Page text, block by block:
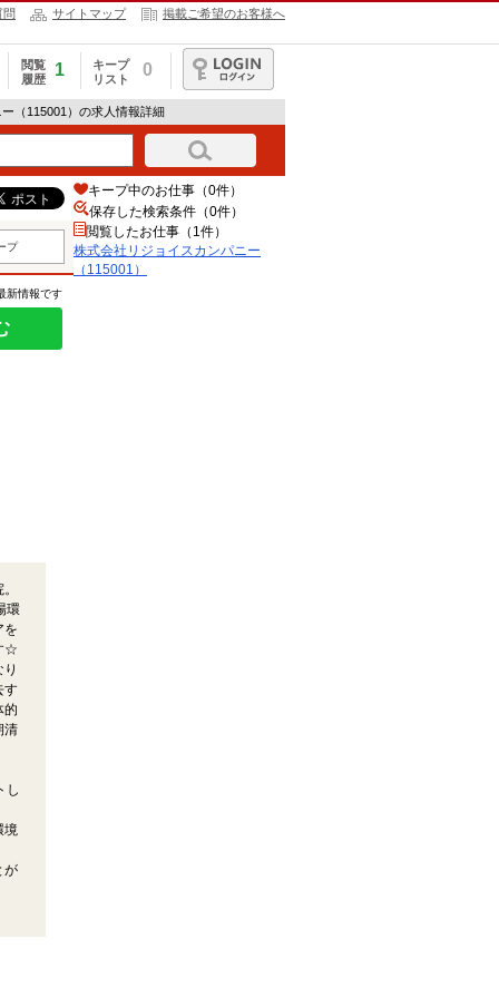
問 サイトマップ 掲載ご希望のお客様へ
閲覧
履歴
1
キープ
リスト
0
ログイン
（115001）の求人情報詳細
プ
新情報です
環
を
☆
す
的
清
し
境
が
キープ中のお仕事（0件）
保存した検索条件（0件）
閲覧したお仕事（1件）
株式会社リジョイスカンパニー
（115001）